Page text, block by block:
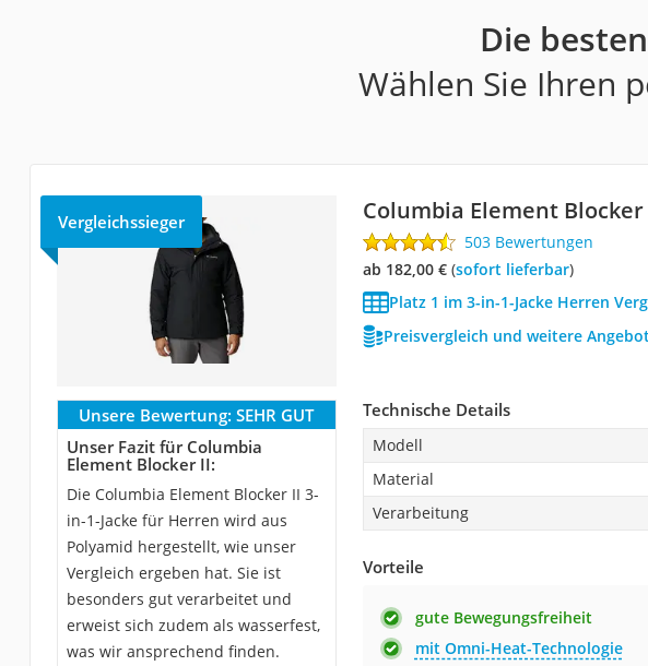
Die
Wählen Sie Ihren
Vergleichssieger Columbia Element Blocker
503 Bewertungen
ab 182,00 €( Sofort lieferbar)
Platz 1 im 3-in-1-Jacke Herren
Preisvergleich und weitere
Unsere Bewertung: SEHR GUT
Unser Fazit für Columbia
Element Blocker II:
Die Columbia Element Blocker II 3-
in-1-Jacke für Herren wird aus
Polyamid hergestellt, wie unser
Vergleich ergeben hat. Sie ist
besonders gut verarbeitet und
erweist sich zudem als wasserfest,
was wir ansprechend finden.
Technische Details
Modell
Material
Verarbeitung
Vorteile
gute Bewegungsfreiheit
mit Omni-Heat-Technologie